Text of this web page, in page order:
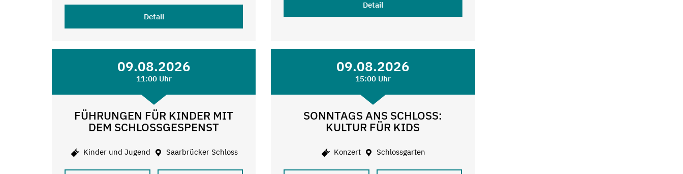
Detail
Detail
09.08.2026
11:00 Uhr
FÜHRUNGEN FÜR KINDER MIT
DEM SCHLOSSGESPENST
Kinder und Jugend Saarbrücker Schloss
09.08.2026
15:00 Uhr
SONNTAGS ANS SCHLOSS:
KULTUR FÜR KIDS
Konzert Schlossgarten